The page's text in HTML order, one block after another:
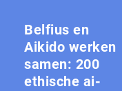
Belfius en
Aikido werken
samen: 200
ethische ai-